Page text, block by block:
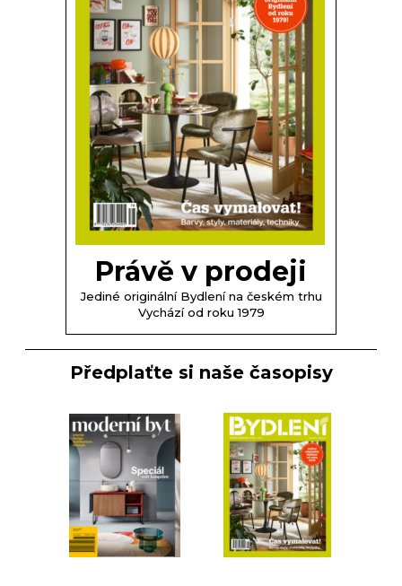
Právě v prodeji
Jediné originální Bydlení na českém trhu
Vychází od roku 1979
Předplaťte si naše časopisy